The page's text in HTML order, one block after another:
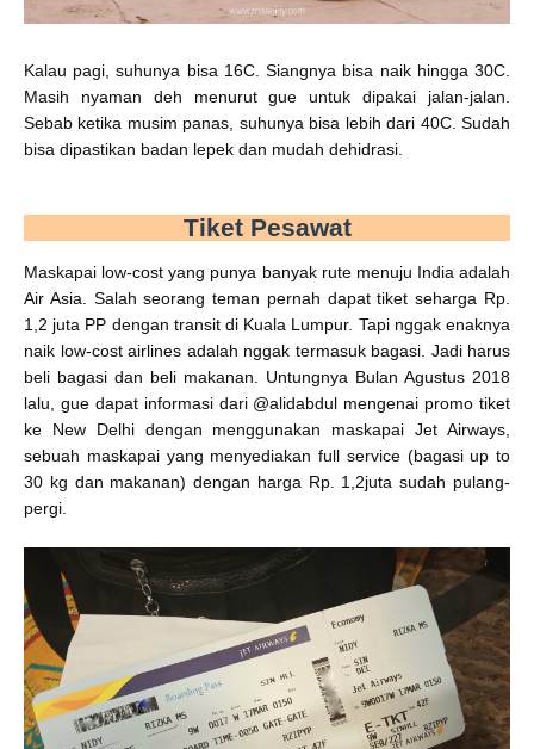
Kalau pagi, suhunya bisa 16C. Siangnya bisa naik hingga 30C.
Masih nyaman deh menurut gue untuk dipakai jalan-jalan.
Sebab ketika musim panas, suhunya bisa lebih dari 40C. Sudah
bisa dipastikan badan lepek dan mudah dehidrasi.
Tiket Pesawat
Maskapai low-cost yang punya banyak rute menuju India adalah
Air Asia. Salah seorang teman pernah dapat tiket seharga Rp.
1,2 juta PP dengan transit di Kuala Lumpur. Tapi nggak enaknya
naik low-cost airlines adalah nggak termasuk bagasi. Jadi harus
beli bagasi dan beli makanan. Untungnya Bulan Agustus 2018
lalu, gue dapat informasi dari @alidabdul mengenai promo tiket
ke New Delhi dengan menggunakan maskapai Jet Airways,
sebuah maskapai yang menyediakan full service (bagasi up to
30 kg dan makanan) dengan harga Rp. 1,2juta sudah pulang-
pergi.